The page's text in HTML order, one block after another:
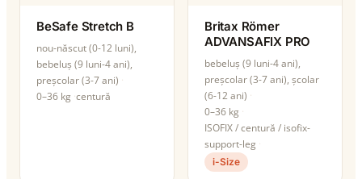
BeSafe Stretch B
nou-născut (0-12 luni),
bebeluș (9 luni-4 ani),
preșcolar (3-7 ani)
0–36 kg centură
Britax Römer
ADVANSAFIX PRO
bebeluș (9 luni-4 ani),
preșcolar (3-7 ani), școlar
(6-12 ani)
0–36 kg
ISOFIX / centură / isofix-
support-leg
i-Size